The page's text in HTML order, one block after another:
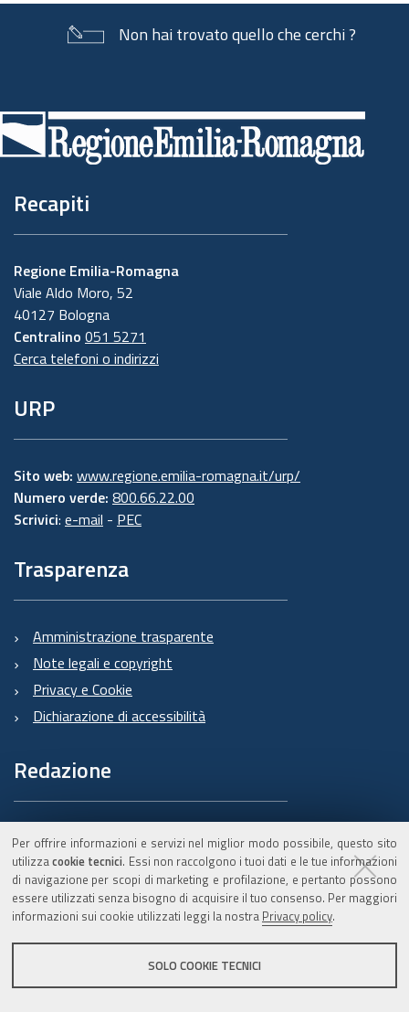
Per offrire informazioni e servizi nel miglior modo possibile, questo sito
utilizzacookie tecnici. Essi non raccolgono i tuoi dati e le tue informazioni
di navigazione per scopi di marketing e profilazione, e pertanto possono
essere utilizzati senza bisogno di acquisire il tuo consenso. Per maggiori
informazioni sui cookie utilizzati leggi la nostra Privacy policy.
SOLO COOKIE TECNICI
Non hai trovato quello che cerchi ?
di
pagina
Recapiti
Regione Emilia-Romagna
Viale Aldo Moro, 52
40127 Bologna
Centralino 051 5271
Cerca telefoni o indirizzi
URP
Sito web: www.regione.emilia-romagna.it/urp/
Numero verde: 800.66.22.00
Scrivici: e-mail - PEC
Trasparenza
Amministrazione trasparente
Note legali e copyright
Privacy e Cookie
Dichiarazione di accessibilità
Redazione
Informazioni sul Burert
e contatti
C.F. 800.625.903.79